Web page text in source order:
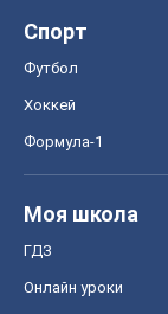
Спорт
Футбол
Хоккей
Формула-1
Моя школа
ГДЗ
Онлайн уроки